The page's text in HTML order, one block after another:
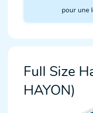
pour une
Full Size
HAYON)